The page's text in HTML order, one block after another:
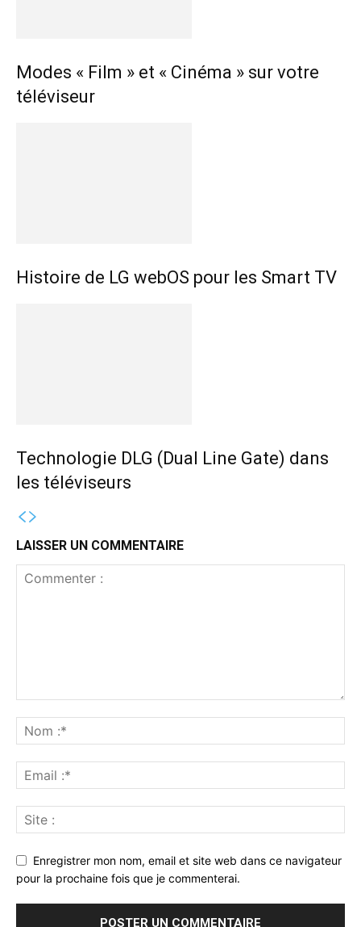
Modes « Film » et « Cinéma » sur votre
téléviseur
Histoire de LG webOS pour les Smart TV
Technologie DLG (Dual Line Gate) dans
les téléviseurs
LAISSER UN COMMENTAIRE
Enregistrer mon nom, email et site web dans ce navigateur
pour la prochaine fois que je commenterai.